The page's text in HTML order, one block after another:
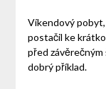
Víkendový
postačil ke
před
dobrý příklad.